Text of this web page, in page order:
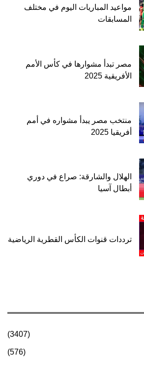
مواعيد المباريات اليوم في مختلف
المسابقات
مصر تبدأ مشوارها في كأس الأمم
الأفريقية 2025
منتخب مصر يبدأ مشواره في أمم
أفريقيا 2025
الهلال والشارقة: صراع في دوري
أبطال آسيا
ترددات قنوات الكأس القطرية الرياضية
(3407)
(576)